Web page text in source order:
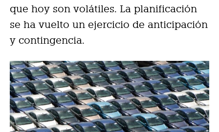
que hoy son volátiles. La planificación
se ha vuelto un ejercicio de anticipación
y contingencia.